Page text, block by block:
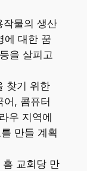
작물의 생산
에 대한 꿈
을 살피고
찾기 위한
, 콤퓨터
우 지역에
만들 계획
교회당 만